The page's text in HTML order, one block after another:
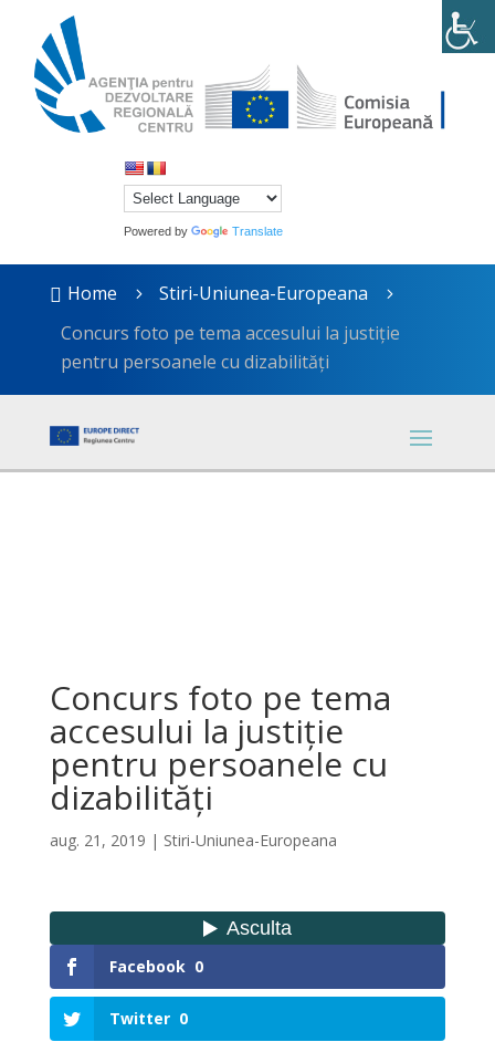
Powered by Translate
 Home 5 Stiri-Uniunea-Europeana 5
Concurs foto pe tema accesului la justiție
pentru persoanele cu dizabilități
Concurs foto pe tema
accesului la justiție
pentru persoanele cu
dizabilități
aug. 21, 2019 | Stiri-Uniunea-Europeana
Facebook 0
Twitter 0